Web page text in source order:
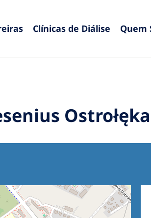
Clínicas de Diálise Quem
Europe
Poland
Ostrołęka